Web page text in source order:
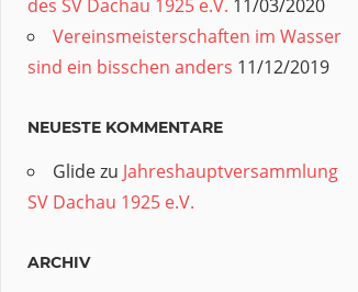
des SV Dachau 1925 e.V. 11/03/2020
Vereinsmeisterschaften im Wasser
sind ein bisschen anders 11/12/2019
NEUESTE KOMMENTARE
Glidezu Jahreshauptversammlung
SV Dachau 1925 e.V.
ARCHIV